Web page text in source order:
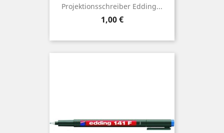
Projektionsschreiber Edding...
Preis
1,00 €